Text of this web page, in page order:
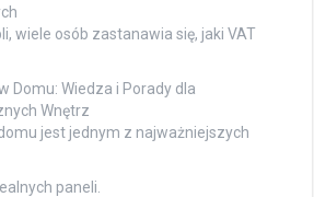
wiele osób zastanawia się, jaki VAT
Domu: Wiedza i Porady dla
Wnętrz
jest jednym z najważniejszych
paneli.